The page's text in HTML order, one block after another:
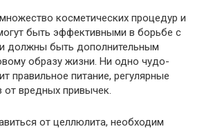
косметических процедур и
быть эффективными в борьбе с
должны быть дополнительным
образу жизни. Ни одно чудо-
правильное питание, регулярные
от вредных привычек.
от целлюлита, необходим